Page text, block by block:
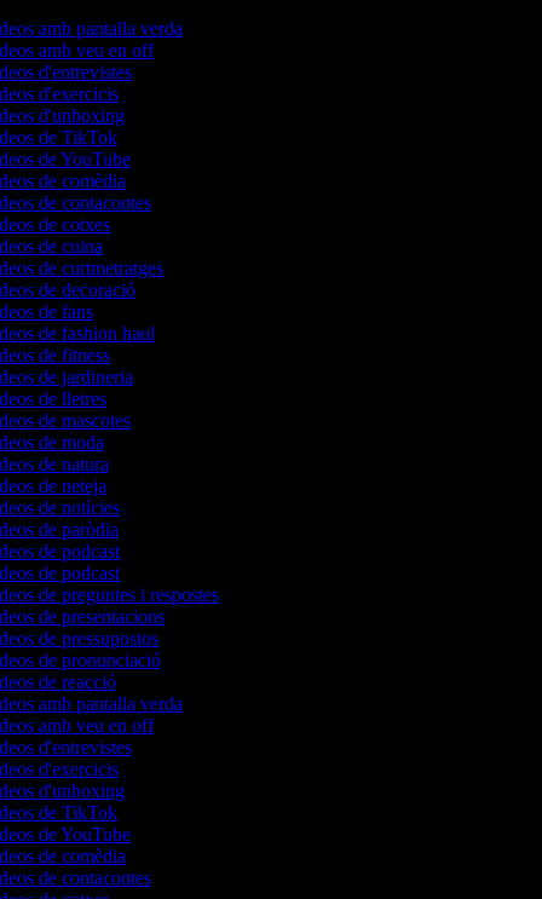
amb pantalla verda
amb veu en off
d'entrevistes
d'exercicis
d'unboxing
de TikTok
de YouTube
de comèdia
de contacontes
de cotxes
de cuina
de curtmetratges
de decoració
de fans
de fashion haul
de fitness
de jardineria
de lletres
de mascotes
de moda
de natura
de neteja
de notícies
de paròdia
de podcast
de podcast
de preguntes i respostes
de presentacions
de pressupostos
de pronunciació
de reacció
amb pantalla verda
amb veu en off
d'entrevistes
d'exercicis
d'unboxing
de TikTok
de YouTube
de comèdia
de contacontes